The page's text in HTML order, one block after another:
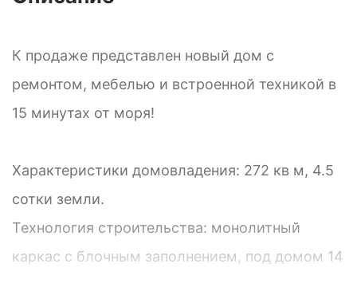
К продаже представлен новый дом с
ремонтом, мебелью и встроенной техникой в
15 минутах от моря!
Характеристики домовладения: 272 кв м, 4.5
сотки земли.
Технология строительства: монолитный
каркас с блочным заполнением, под домом 14